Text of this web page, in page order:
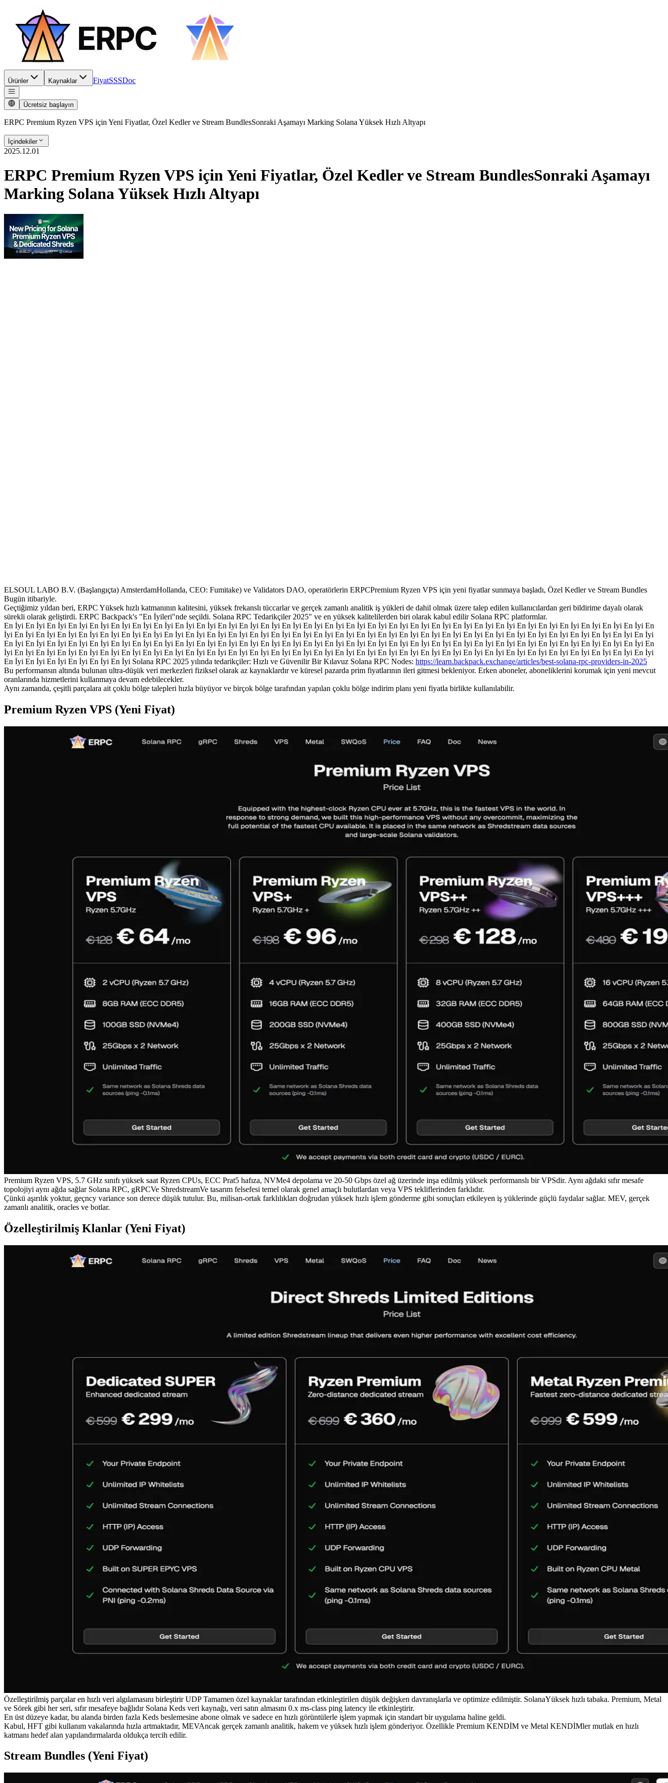
Ürünler Kaynaklar FiyatSSSDoc
Ücretsiz başlayın
ERPC Premium Ryzen VPS için Yeni Fiyatlar, Özel Kedler ve Stream BundlesSonraki Aşamayı Marking Solana Yüksek Hızlı Altyapı
İçindekiler
2025.12.01
ERPC Premium Ryzen VPS için Yeni Fiyatlar, Özel Kedler ve Stream BundlesSonraki Aşamayı
Marking Solana Yüksek Hızlı Altyapı
ELSOUL LABO B.V. (Başlangıçta) AmsterdamHollanda, CEO: Fumitake) ve Validators DAO, operatörlerin ERPCPremium Ryzen VPS için yeni fiyatlar sunmaya başladı, Özel Kedler ve Stream Bundles
Bugün itibariyle.
Geçtiğimiz yıldan beri, ERPC Yüksek hızlı katmanının kalitesini, yüksek frekanslı tüccarlar ve gerçek zamanlı analitik iş yükleri de dahil olmak üzere talep edilen kullanıcılardan geri bildirime dayalı olarak
sürekli olarak geliştirdi. ERPC Backpack's "En İyileri"nde seçildi. Solana RPC Tedarikçiler 2025" ve en yüksek kalitelilerden biri olarak kabul edilir Solana RPC platformlar.
En İyi En İyi En İyi En İyi En İyi En İyi En İyi En İyi En İyi En İyi En İyi En İyi En İyi En İyi En İyi En İyi En İyi En İyi En İyi En İyi En İyi En İyi En İyi En İyi En İyi En İyi En İyi En İyi En İyi En İyi En
İyi En İyi En İyi En İyi En İyi En İyi En İyi En İyi En İyi En İyi En İyi En İyi En İyi En İyi En İyi En İyi En İyi En İyi En İyi En İyi En İyi En İyi En İyi En İyi En İyi En İyi En İyi En İyi En İyi En İyi En İyi
En İyi En İyi En İyi En İyi En İyi En İyi En İyi En İyi En İyi En İyi En İyi En İyi En İyi En İyi En İyi En İyi En İyi En İyi En İyi En İyi En İyi En İyi En İyi En İyi En İyi En İyi En İyi En İyi En İyi En İyi En
İyi En İyi En İyi En İyi En İyi En İyi En İyi En İyi En İyi En İyi En İyi En İyi En İyi En İyi En İyi En İyi En İyi En İyi En İyi En İyi En İyi En İyi En İyi En İyi En İyi En İyi En İyi En İyi En İyi En İyi En İyi
En İyi En İyi En İyi En İyi En İyi En İyi Solana RPC 2025 yılında tedarikçiler: Hızlı ve Güvenilir Bir Kılavuz Solana RPC Nodes: https://learn.backpack.exchange/articles/best-solana-rpc-providers-in-2025
Bu performansın altında bulunan ultra-düşük veri merkezleri fiziksel olarak az kaynaklardır ve küresel pazarda prim fiyatlarının ileri gitmesi bekleniyor. Erken aboneler, aboneliklerini korumak için yeni mevcut
oranlarında hizmetlerini kullanmaya devam edebilecekler.
Aynı zamanda, çeşitli parçalara ait çoklu bölge talepleri hızla büyüyor ve birçok bölge tarafından yapılan çoklu bölge indirim planı yeni fiyatla birlikte kullanılabilir.
Premium Ryzen VPS (Yeni Fiyat)
Premium Ryzen VPS, 5.7 GHz sınıfı yüksek saat Ryzen CPUs, ECC Prat5 hafıza, NVMe4 depolama ve 20-50 Gbps özel ağ üzerinde inşa edilmiş yüksek performanslı bir VPSdir. Aynı ağdaki sıfır mesafe
topolojiyi aynı ağda sağlar Solana RPC, gRPCVe ShredstreamVe tasarım felsefesi temel olarak genel amaçlı bulutlardan veya VPS tekliflerinden farklıdır.
Çünkü aşırılık yoktur, geçncy variance son derece düşük tutulur. Bu, milisan-ortak farklılıkları doğrudan yüksek hızlı işlem gönderme gibi sonuçları etkileyen iş yüklerinde güçlü faydalar sağlar. MEV, gerçek
zamanlı analitik, oracles ve botlar.
Özelleştirilmiş Klanlar (Yeni Fiyat)
Özelleştirilmiş parçalar en hızlı veri algılamasını birleştirir UDP Tamamen özel kaynaklar tarafından etkinleştirilen düşük değişken davranışlarla ve optimize edilmiştir. SolanaYüksek hızlı tabaka. Premium, Metal
ve Sörek gibi her seri, sıfır mesafeye bağlıdır Solana Keds veri kaynağı, veri satın almasını 0.x ms-class ping latency ile etkinleştirir.
En üst düzeye kadar, bu alanda birden fazla Keds beslemesine abone olmak ve sadece en hızlı görüntülerle işlem yapmak için standart bir uygulama haline geldi.
Kabul, HFT gibi kullanım vakalarında hızla artmaktadır, MEVAncak gerçek zamanlı analitik, hakem ve yüksek hızlı işlem gönderiyor. Özellikle Premium KENDİM ve Metal KENDİMler mutlak en hızlı
katmanı hedef alan yapılandırmalarda oldukça tercih edilir.
Stream Bundles (Yeni Fiyat)